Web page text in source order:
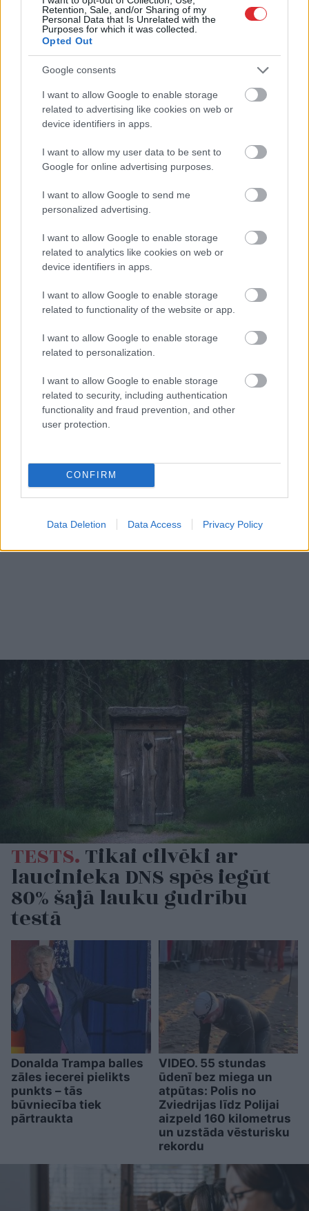
Retention, Sale, and/or Sharing of my
Personal Data that Is Unrelated with the
Purposes for which it was collected.
Opted Out
Google consents
I want to allow Google to enable storage
related to advertising like cookies on web or
device identifiers in apps.
I want to allow my user data to be sent to
Google for online advertising purposes.
I want to allow Google to send me
personalized advertising.
I want to allow Google to enable storage
related to analytics like cookies on web or
device identifiers in apps.
I want to allow Google to enable storage
related to functionality of the website or app.
I want to allow Google to enable storage
related to personalization.
I want to allow Google to enable storage
related to security, including authentication
functionality and fraud prevention, and other
user protection.
CONFIRM
Data Deletion Data Access Privacy Policy
“Pirmo reizi ko tādu
redzu.” Pircēji sajūsmā par
veikalā novēroto
jaunieviesumu
“Viņi tos mīl!” Slaidiņš
Krievijas situāciju
frontē
nestrīdēties: viņi
vienmēr atradīs veidu,
TESTS.Tikai cilvēki ar
laucinieka DNS spēs iegūt
80% šajā lauku gudrību
testā
Donalda Trampa balles
zāles iecerei pielikts
punkts – tās
būvniecība tiek
pārtraukta
VIDEO. 55 stundas
ūdenī bez miega un
atpūtas: Polis no
Zviedrijas līdz Polijai
aizpeld 160 kilometrus
un uzstāda vēsturisku
rekordu
Atcelt Ziņot